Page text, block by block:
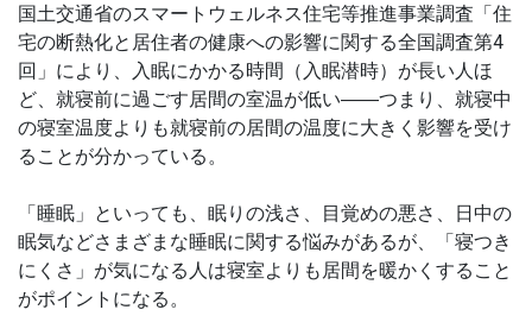
国土交通省のスマートウェルネス住宅等推進事業調査「住
宅の断熱化と居住者の健康への影響に関する全国調査第4
回」により、入眠にかかる時間（入眠潜時）が長い人ほ
ど、就寝前に過ごす居間の室温が低い――つまり、就寝中
の寝室温度よりも就寝前の居間の温度に大きく影響を受け
ることが分かっている。
「睡眠」といっても、眠りの浅さ、目覚めの悪さ、日中の
眠気などさまざまな睡眠に関する悩みがあるが、「寝つき
にくさ」が気になる人は寝室よりも居間を暖かくすること
がポイントになる。